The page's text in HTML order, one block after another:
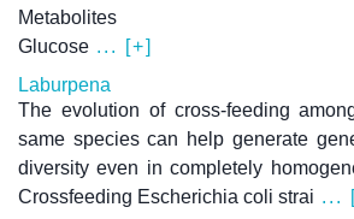
Metabolites
Glucose ... [+]
Laburpena
The evolution of cross-feeding
same species can help generate
diversity even in completely
Crossfeeding Escherichia coli strai ...